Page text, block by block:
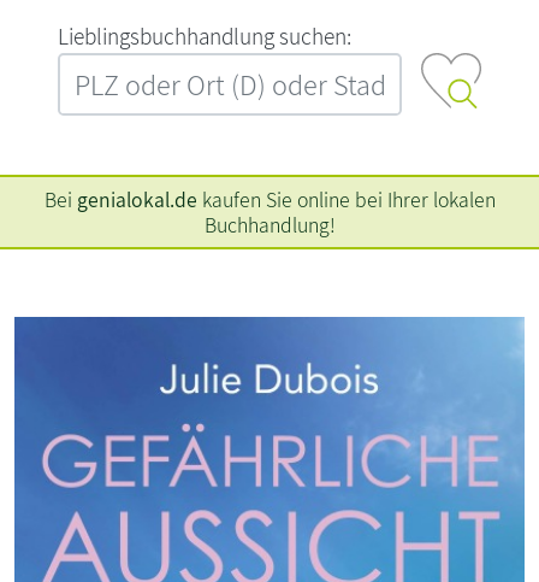
L‍i‍e‍b‍l‍i‍n‍g‍s‍b‍u‍c‍h‍h‍a‍n‍d‍l‍u‍n‍g‍ ‍s‍u‍c‍h‍e‍n‍:‍
Bei genialokal.de kaufen Sie online bei Ihrer lokalen
Buchhandlung!